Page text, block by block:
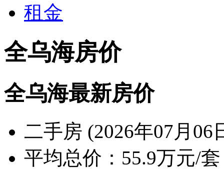
租金
全乌海房价
全乌海最新房价
二手房 (2026年07月06
平均总价： 55.9万元/套